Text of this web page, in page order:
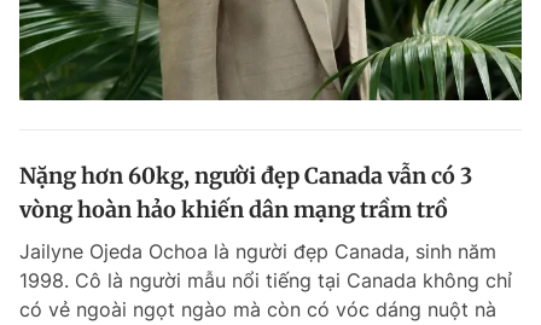
Nặng hơn 60kg, người đẹp Canada vẫn có 3
vòng hoàn hảo khiến dân mạng trầm trồ
Jailyne Ojeda Ochoa là người đẹp Canada, sinh năm
1998. Cô là người mẫu nổi tiếng tại Canada không chỉ
có vẻ ngoài ngọt ngào mà còn có vóc dáng nuột nà